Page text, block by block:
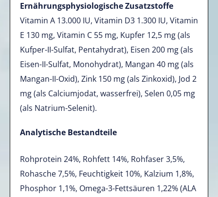
Ernährungsphysiologische Zusatzstoffe
Vitamin A 13.000 IU, Vitamin D3 1.300 IU, Vitamin
E 130 mg, Vitamin C 55 mg, Kupfer 12,5 mg (als
Kufper-II-Sulfat, Pentahydrat), Eisen 200 mg (als
Eisen-II-Sulfat, Monohydrat), Mangan 40 mg (als
Mangan-II-Oxid), Zink 150 mg (als Zinkoxid), Jod 2
mg (als Calciumjodat, wasserfrei), Selen 0,05 mg
(als Natrium-Selenit).
Analytische Bestandteile
Rohprotein 24%, Rohfett 14%, Rohfaser 3,5%,
Rohasche 7,5%, Feuchtigkeit 10%, Kalzium 1,8%,
Phosphor 1,1%, Omega-3-Fettsäuren 1,22% (ALA